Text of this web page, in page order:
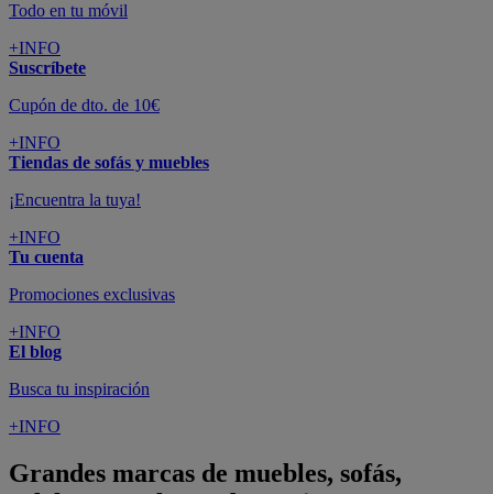
Todo en tu móvil
+INFO
Suscríbete
Cupón de dto. de 10€
+INFO
Tiendas de sofás y muebles
¡Encuentra la tuya!
+INFO
Tu cuenta
Promociones exclusivas
+INFO
El blog
Busca tu inspiración
+INFO
Grandes marcas de muebles, sofás,